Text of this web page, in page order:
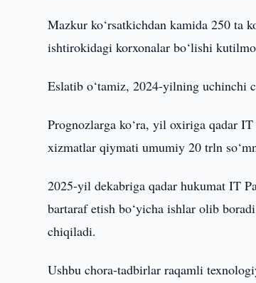
Mazkur ko‘rsatkichdan kamida 250 ta
ishtirokidagi korxonalar bo‘lishi
Eslatib o‘tamiz, 2024-yilning uchinchi
Prognozlarga ko‘ra, yil oxiriga qadar
xizmatlar qiymati umumiy 20 trln
2025-yil dekabriga qadar hukumat IT
bartaraf etish bo‘yicha ishlar olib
chiqiladi.
Ushbu chora-tadbirlar raqamli